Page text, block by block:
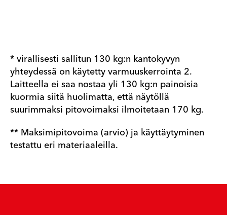
* virallisesti sallitun 130 kg:n kantokyvyn
yhteydessä on käytetty varmuuskerrointa 2.
Laitteella ei saa nostaa yli 130 kg:n painoisia
kuormia siitä huolimatta, että näytöllä
suurimmaksi pitovoimaksi ilmoitetaan 170 kg.
** Maksimipitovoima (arvio) ja käyttäytyminen
testattu eri materiaaleilla.